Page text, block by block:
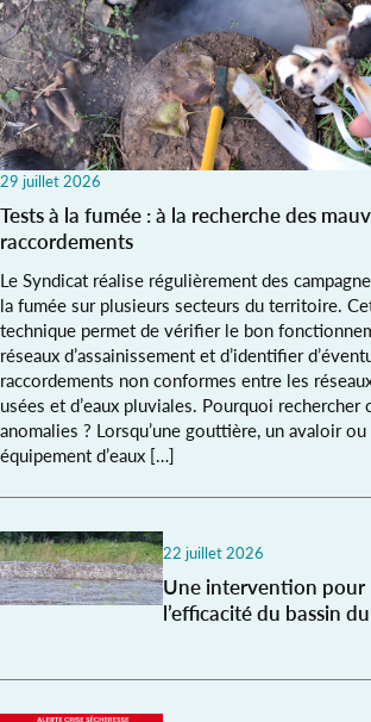
29 juillet 2026
Tests à la fumée : à la recherche des
raccordements
Le Syndicat réalise régulièrement des
la fumée sur plusieurs secteurs du territoire.
technique permet de vérifier le bon
réseaux d’assainissement et d’identifier
raccordements non conformes entre les
usées et d’eaux pluviales. Pourquoi rechercher
anomalies ? Lorsqu’une gouttière, un avaloir
équipement d’eaux […]
22 juillet 2026
Une intervention pour
l’efficacité du bassin